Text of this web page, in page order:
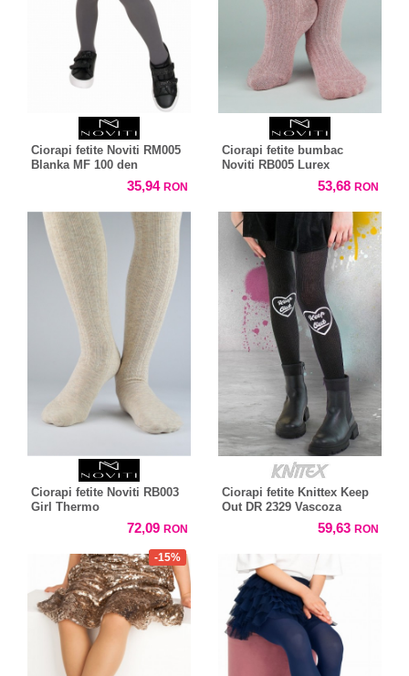
Ciorapi fetite Noviti RM005
Blanka MF 100 den
35,94 RON
Ciorapi fetite bumbac
Noviti RB005 Lurex
53,68 RON
Ciorapi fetite Noviti RB003
Girl Thermo
72,09 RON
Ciorapi fetite Knittex Keep
Out DR 2329 Vascoza
59,63 RON
-15%